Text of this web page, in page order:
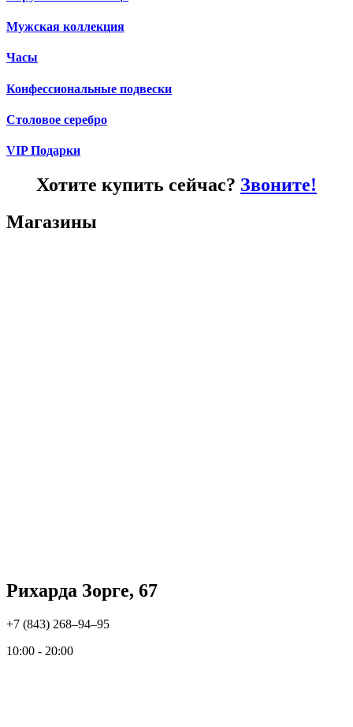
Мужская коллекция
Часы
Конфессиональные подвески
Столовое серебро
VIP Подарки
Хотите купить сейчас? Звоните!
Магазины
Рихарда Зорге, 67
+7 (843) 268‒94‒95
10:00 - 20:00